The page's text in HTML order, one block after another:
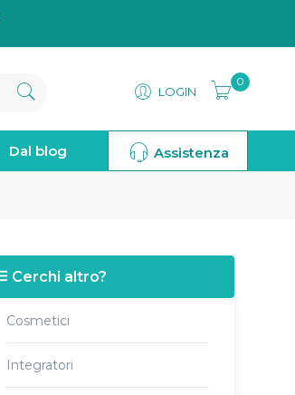
LOGIN
0
Dal blog Assistenza
Cerchi altro?
Cosmetici
Integratori